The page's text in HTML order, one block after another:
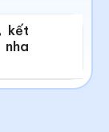
kết